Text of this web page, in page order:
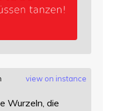
view on instance
Wurzeln, die